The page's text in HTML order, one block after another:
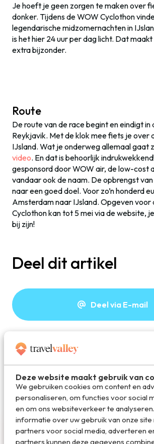
Deze website maakt gebruik van
We gebruiken cookies om content en
personaliseren, om functies voor social
en om ons websiteverkeer te
informatie over uw gebruik van onze site
partners voor social media, adverteren
partners kunnen deze gegevens
Je hoeft je geen zorgen te maken over
donker. Tijdens de WOW Cyclothon
legendarische midzomernachten in
is het hier 24 uur per dag licht. Dat
extra bijzonder.
Route
De route van de race begint en eindigt
Reykjavik. Met de klok mee fiets je over
IJsland. Wat je onderweg allemaal gaat
video. En dat is behoorlijk
gesponsord door WOW air, de low-cost
vandaar ook de naam. De opbrengst
naar een goed doel. Voor zo’n honderd
Amsterdam naar IJsland. Opgeven voor
Cyclothon kan tot 5 mei via de website,
bij zijn!
Deel dit artikel
Deel via E-mail